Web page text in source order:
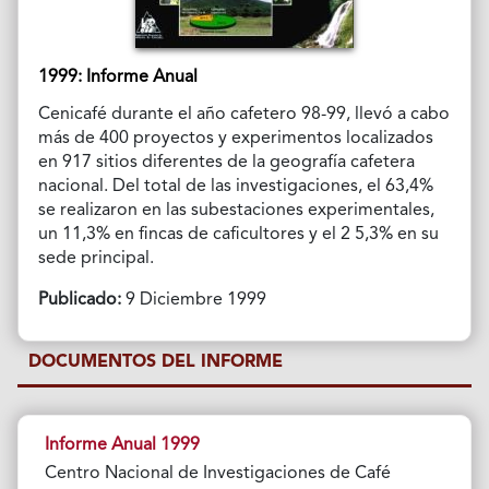
1999: Informe Anual
Cenicafé durante el año cafetero 98-99, llevó a cabo
más de 400 proyectos y experimentos localizados
en 917 sitios diferentes de la geografía cafetera
nacional. Del total de las investigaciones, el 63,4%
se realizaron en las subestaciones experimentales,
un 11,3% en fincas de caficultores y el 2 5,3% en su
sede principal.
Publicado:9 Diciembre 1999
DOCUMENTOS DEL INFORME
Informe Anual 1999
Centro Nacional de Investigaciones de Café